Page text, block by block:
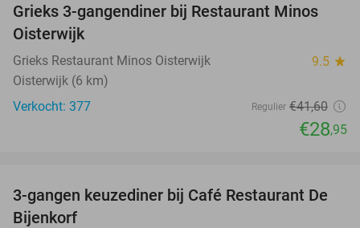
30%
Grieks 3-gangendiner bij Restaurant Minos
Oisterwijk
Grieks Restaurant Minos Oisterwijk 9.5 star
Oisterwijk (6 km)
Verkocht: 377
Regulier €41,60
€28,95
30%
3-gangen keuzediner bij Café Restaurant De
Bijenkorf